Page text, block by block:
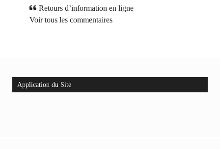
Retours d’information en ligne
Voir tous les commentaires
Application du Site